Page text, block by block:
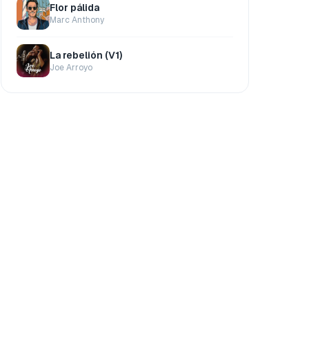
Flor pálida
Marc Anthony
La rebelión (V1)
Joe Arroyo